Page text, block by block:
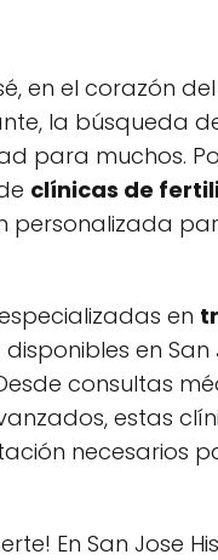
en el corazón del
la búsqueda
para muchos.
clínicas de
personalizada
en
en
consultas
estas
necesarios
En San Jose